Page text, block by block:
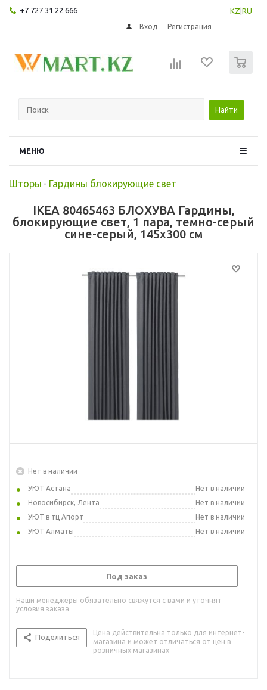
+7 727 31 22 666 KZ RU
Вход Регистрация
Найти
МЕНЮ
Шторы - Гардины блокирующие свет
IKEA 80465463 БЛОХУВА Гардины,
блокирующие свет, 1 пара, темно-серый
сине-серый, 145x300 см
Нет в наличии
УЮТ Астана
Нет в наличии
Новосибирск, Лента
Нет в наличии
УЮТ в тц Апорт
Нет в наличии
УЮТ Алматы
Нет в наличии
Под заказ
Наши менеджеры обязательно свяжутся с вами и уточнят
условия заказа
Поделиться
Цена действительна только для интернет-
магазина и может отличаться от цен в
розничных магазинах